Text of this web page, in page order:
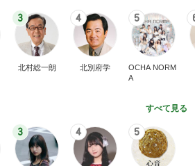
3
北村総一朗
4
北別府学
5
OCHA NORM
A
すべて見る
3 4 5